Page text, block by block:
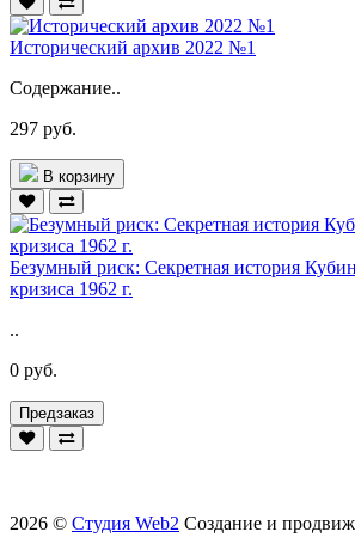
Исторический архив 2022 №1
Содержание..
297 руб.
В корзину
Безумный риск: Секретная история
кризиса 1962 г.
..
0 руб.
Предзаказ
2026 © Студия Web2 Создание и